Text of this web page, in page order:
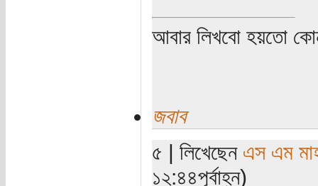
আবার লিখবো হয়তো
জবাব
৫ | লিখেছেন এস এম
১২:৪৪পূর্বাহ্ন)